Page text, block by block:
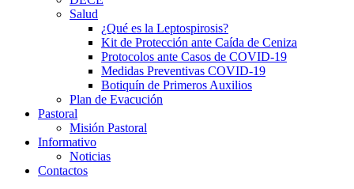
Salud
¿Qué es la Leptospirosis?
Kit de Protección ante Caída de Ceniza
Protocolos ante Casos de COVID-19
Medidas Preventivas COVID-19
Botiquín de Primeros Auxilios
Plan de Evacución
Pastoral
Misión Pastoral
Informativo
Noticias
Contactos